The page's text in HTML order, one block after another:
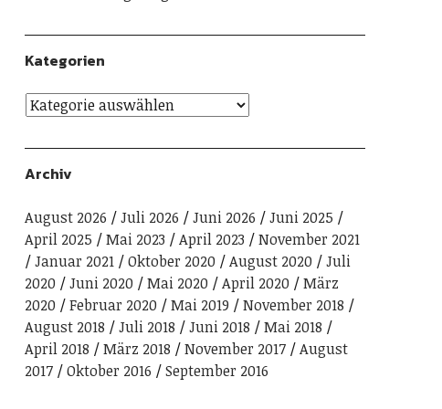
Kategorien
Archiv
August 2026 Juli 2026 Juni 2026
Juni 2025
April 2025
Mai 2023 April 2023
November 2021
Januar 2021
Oktober 2020 August 2020
Juli
2020
Juni 2020 Mai 2020 April 2020
März
2020
Februar 2020 Mai 2019
November 2018
August 2018
Juli 2018 Juni 2018
Mai 2018
April 2018
März 2018 November 2017
August
2017
Oktober 2016 September 2016